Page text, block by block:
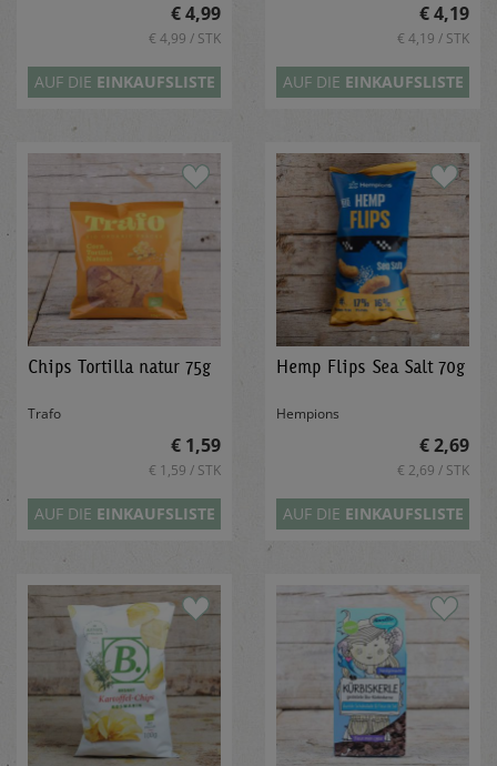
€ 4,99
€ 4,99 / STK
AUF DIE EINKAUFSLISTE
€ 4,19
€ 4,19 / STK
AUF DIE EINKAUFSLISTE
Chips Tortilla natur 75g
Trafo
€ 1,59
€ 1,59 / STK
AUF DIE EINKAUFSLISTE
Hemp Flips Sea Salt 70g
Hempions
€ 2,69
€ 2,69 / STK
AUF DIE EINKAUFSLISTE